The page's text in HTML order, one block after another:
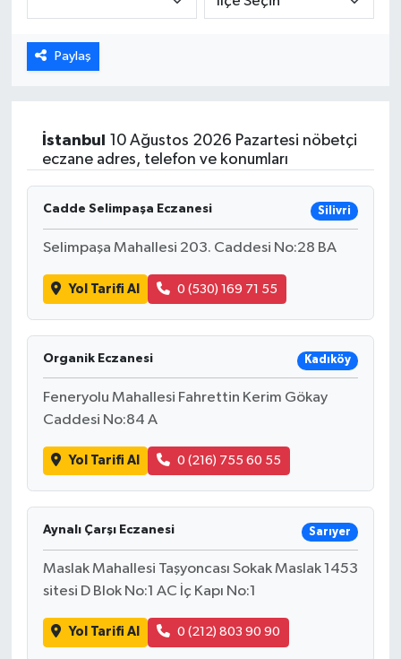
Paylaş
İstanbul
10 Ağustos 2026 Pazartesi nöbetçi
eczane adres, telefon ve konumları
Cadde Selimpaşa Eczanesi Silivri
Selimpaşa Mahallesi 203. Caddesi No:28 BA
Yol Tarifi Al 0 (530) 169 71 55
Organik Eczanesi Kadıköy
Feneryolu Mahallesi Fahrettin Kerim Gökay
Caddesi No:84 A
Yol Tarifi Al 0 (216) 755 60 55
Aynalı Çarşı Eczanesi Sarıyer
Maslak Mahallesi Taşyoncası Sokak Maslak 1453
sitesi D Blok No:1 AC İç Kapı No:1
Yol Tarifi Al 0 (212) 803 90 90
Emet
Foto Galeri
Genel
Gündem
Hisarcık
İlçeler
Köşe Yazıları
Kültür Sanat
Magazin